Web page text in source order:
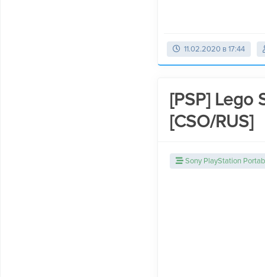
11.02.2020 в 17:44
[PSP] Lego
[CSO/RUS]
Sony PlayStation